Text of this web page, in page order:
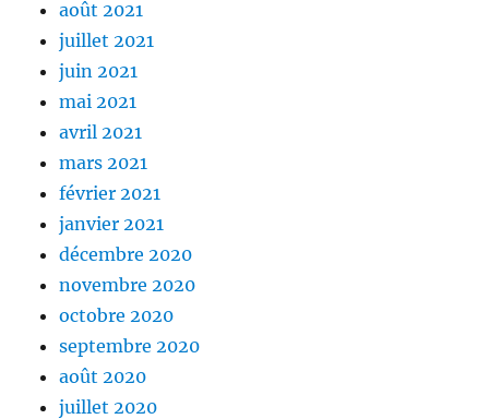
août 2021
juillet 2021
juin 2021
mai 2021
avril 2021
mars 2021
février 2021
janvier 2021
décembre 2020
novembre 2020
octobre 2020
septembre 2020
août 2020
juillet 2020